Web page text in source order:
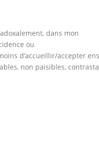
dans mon
ou
d’accueillir/accepter
non paisibles,